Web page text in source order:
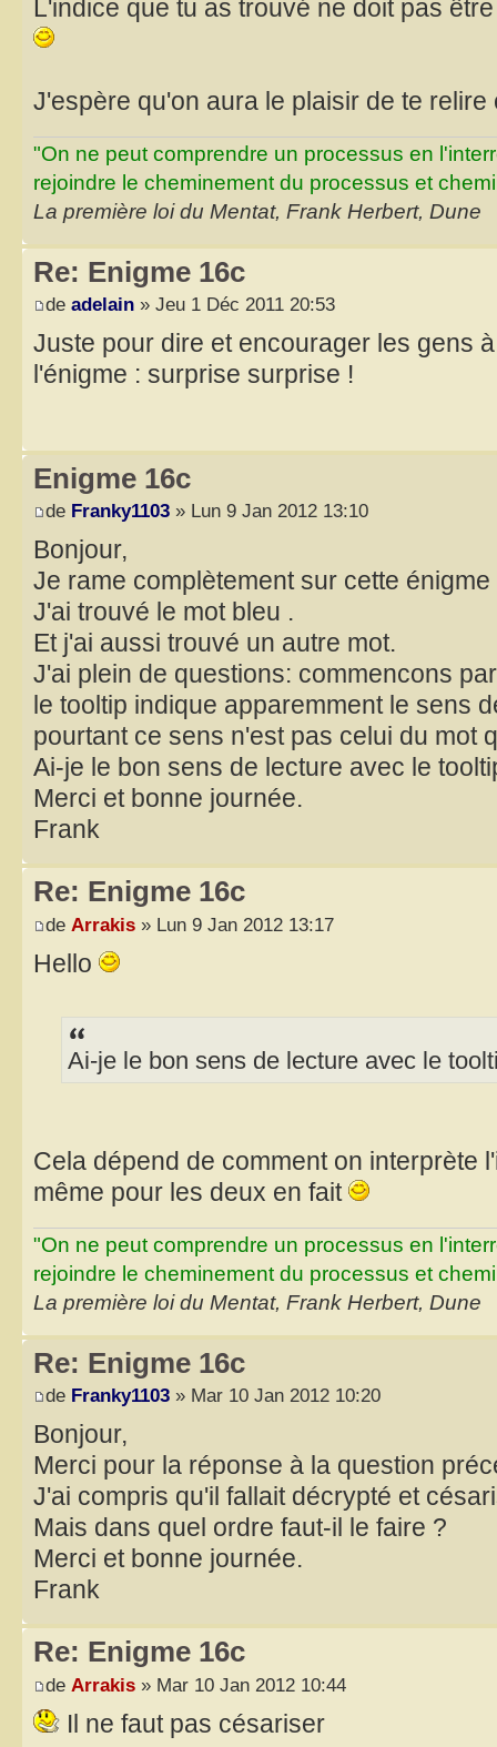
L'indice que tu as trouvé ne doit pas
J'espère qu'on aura le plaisir de te
"On ne peut comprendre un processus en
rejoindre le cheminement du processus et
La première loi du Mentat, Frank Herbert, Dune
Re: Enigme 16c
de adelain » Jeu 1 Déc 2011 20:53
Juste pour dire et encourager les gens
l'énigme : surprise surprise !
Enigme 16c
de Franky1103 » Lun 9 Jan 2012 13:10
Bonjour,
Je rame complètement sur cette énigme
J'ai trouvé le mot bleu .
Et j'ai aussi trouvé un autre mot.
J'ai plein de questions: commencons
le tooltip indique apparemment le sens
pourtant ce sens n'est pas celui du mot
Ai-je le bon sens de lecture avec le
Merci et bonne journée.
Frank
Re: Enigme 16c
de Arrakis » Lun 9 Jan 2012 13:17
Hello
Ai-je le bon sens de lecture avec le
Cela dépend de comment on interprète
même pour les deux en fait
"On ne peut comprendre un processus en
rejoindre le cheminement du processus et
La première loi du Mentat, Frank Herbert, Dune
Re: Enigme 16c
de Franky1103 » Mar 10 Jan 2012 10:20
Bonjour,
Merci pour la réponse à la question
J'ai compris qu'il fallait décrypté et
Mais dans quel ordre faut-il le faire ?
Merci et bonne journée.
Frank
Re: Enigme 16c
de Arrakis » Mar 10 Jan 2012 10:44
Il ne faut pas césariser